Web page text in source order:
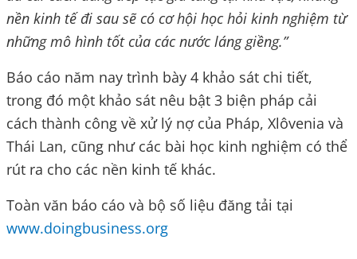
nền kinh tế đi sau sẽ có cơ hội học hỏi kinh nghiệm từ
những mô hình tốt của các nước láng giềng.”
Báo cáo năm nay trình bày 4 khảo sát chi tiết,
trong đó một khảo sát nêu bật 3 biện pháp cải
cách thành công về xử lý nợ của Pháp, Xlôvenia và
Thái Lan, cũng như các bài học kinh nghiệm có thể
rút ra cho các nền kinh tế khác.
Toàn văn báo cáo và bộ số liệu đăng tải tại
www.doingbusiness.org